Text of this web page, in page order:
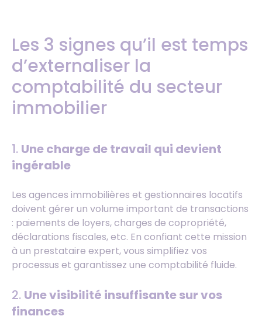
Les 3 signes qu’il est temps
d’externaliser la
comptabilité du secteur
immobilier
1. Une charge de travail qui devient
ingérable
Les agences immobilières et gestionnaires locatifs
doivent gérer un volume important de transactions
: paiements de loyers, charges de copropriété,
déclarations fiscales, etc. En confiant cette mission
à un prestataire expert, vous simplifiez vos
processus et garantissez une comptabilité fluide.
2. Une visibilité insuffisante sur vos
finances